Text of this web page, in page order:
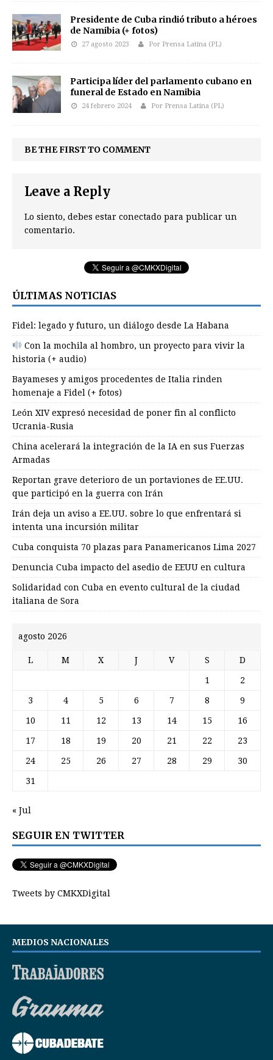
Presidente de Cuba rindió tributo a héroes
de Namibia (+ fotos)
27 agosto 2023 Por Prensa Latina (PL)
Participa líder del parlamento cubano en
funeral de Estado en Namibia
24 febrero 2024 Por Prensa Latina (PL)
BE THE FIRST TO COMMENT
Leave a Reply
Lo siento, debes estar conectado para publicar un
comentario.
ÚLTIMAS NOTICIAS
Fidel: legado y futuro, un diálogo desde La Habana
Con la mochila al hombro, un proyecto para vivir la
historia (+ audio)
Bayameses y amigos procedentes de Italia rinden
homenaje a Fidel (+ fotos)
León XIV expresó necesidad de poner fin al conflicto
Ucrania-Rusia
China acelerará la integración de la IA en sus Fuerzas
Armadas
Reportan grave deterioro de un portaviones de EE.UU.
que participó en la guerra con Irán
Irán deja un aviso a EE.UU. sobre lo que enfrentará si
intenta una incursión militar
Cuba conquista 70 plazas para Panamericanos Lima 2027
Denuncia Cuba impacto del asedio de EEUU en cultura
Solidaridad con Cuba en evento cultural de la ciudad
italiana de Sora
agosto 2026
L M X J V S D
1 2
3 4 5 6 7 8 9
10 11 12 13 14 15 16
17 18 19 20 21 22 23
24 25 26 27 28 29 30
31
« Jul
SEGUIR EN TWITTER
Tweets by CMKXDigital
MEDIOS NACIONALES